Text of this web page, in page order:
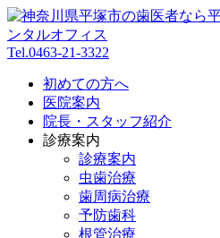
Tel.0463-21-3322
初めての方へ
医院案内
院長・スタッフ紹介
診療案内
診療案内
虫歯治療
歯周病治療
予防歯科
根管治療